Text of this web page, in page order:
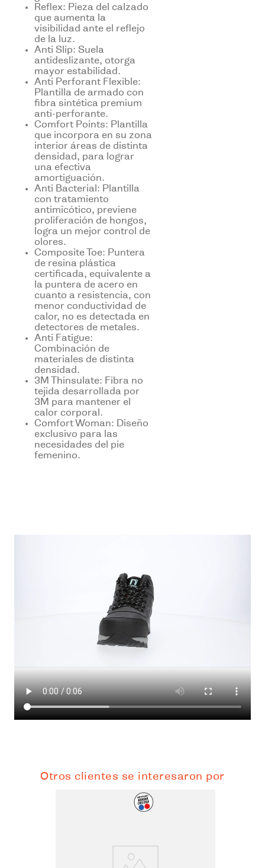
Reflex: Pieza del calzado
que aumenta la
visibilidad ante el reflejo
de la luz.
Anti Slip: Suela
antideslizante, otorga
mayor estabilidad.
Anti Perforant Flexible:
Plantilla de armado con
fibra sintética premium
anti-perforante.
Comfort Points: Plantilla
que incorpora en su zona
interior áreas de distinta
densidad, para lograr
una efectiva
amortiguación.
Anti Bacterial: Plantilla
con tratamiento
antimicótico, previene
proliferación de hongos,
logra un mejor control de
olores.
Composite Toe: Puntera
de resina plástica
certificada, equivalente a
la puntera de acero en
cuanto a resistencia, con
menor conductividad de
calor, no es detectada en
detectores de metales.
Anti Fatigue:
Combinación de
materiales de distinta
densidad.
3M Thinsulate: Fibra no
tejida desarrollada por
3M para mantener el
calor corporal.
Comfort Woman: Diseño
exclusivo para las
necesidades del pie
femenino.
Otros clientes se interesaron por